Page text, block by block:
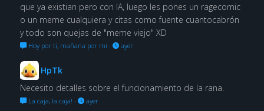
que ya existian pero con IA, luego les pones un ragecomic
o un meme cualquiera y citas como fuente cuantocabrón
y todo son quejas de "meme viejo" XD
Hoy por ti, mañana por mí· ayer
HpTk
Necesito detalles sobre el funcionamiento de la rana.
La caja, la caja! · ayer